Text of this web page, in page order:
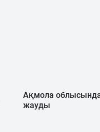
Ақмола
жауды